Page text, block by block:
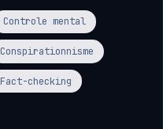
Controle mental
Conspirationnisme
Fact-checking